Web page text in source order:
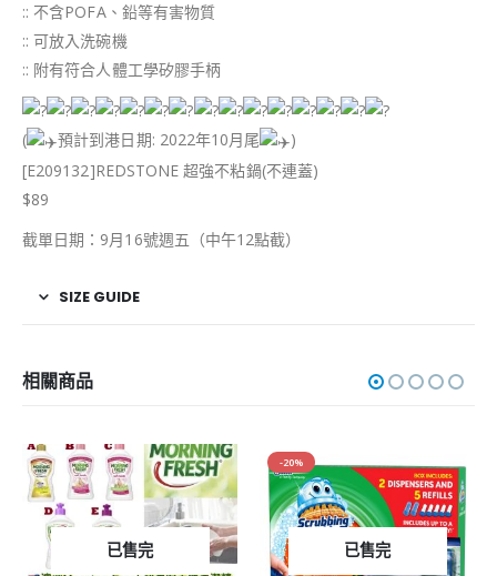
:: 不含POFA、鉛等有害物質
:: 可放入洗碗機
:: 附有符合人體工學矽膠手柄
( 預計到港日期: 2022年10月尾
)
[E209132]REDSTONE 超強不粘鍋(不連蓋)
$89
截單日期：9月16號週五（中午12點截）
SIZE GUIDE
相關商品
已售完
-20%
已售完